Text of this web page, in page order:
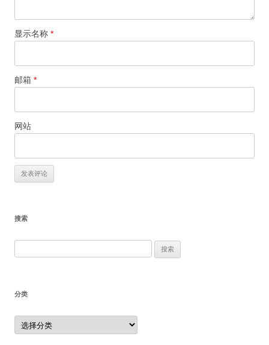
显示名称 *
邮箱 *
网站
搜索
分类
分
类